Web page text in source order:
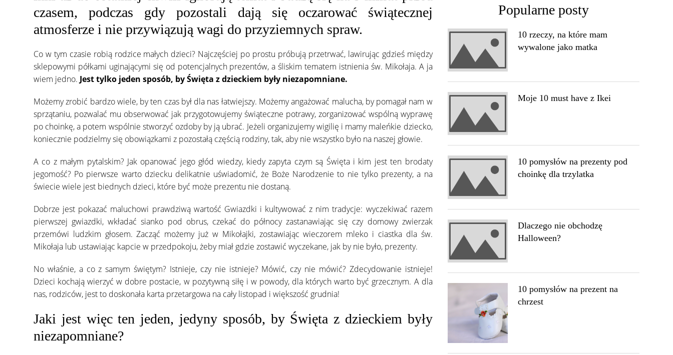
czasem, podczas gdy pozostali dają się oczarować świątecznej
atmosferze i nie przywiązują wagi do przyziemnych spraw.
Co w tym czasie robią rodzice małych dzieci? Najczęściej po prostu próbują przetrwać, lawirując gdzieś między
sklepowymi półkami uginającymi się od potencjalnych prezentów, a śliskim tematem istnienia św. Mikołaja. A ja
wiem jedno. Jest tylko jeden sposób, by Święta z dzieckiem były niezapomniane.
Możemy zrobić bardzo wiele, by ten czas był dla nas łatwiejszy. Możemy angażować malucha, by pomagał nam w
sprzątaniu, pozwalać mu obserwować jak przygotowujemy świąteczne potrawy, zorganizować wspólną wyprawę
po choinkę, a potem wspólnie stworzyć ozdoby by ją ubrać. Jeżeli organizujemy wigilię i mamy maleńkie dziecko,
koniecznie podzielmy się obowiązkami z pozostałą częścią rodziny, tak, aby nie wszystko było na naszej głowie.
A co z małym pytalskim? Jak opanować jego głód wiedzy, kiedy zapyta czym są Święta i kim jest ten brodaty
jegomość? Po pierwsze warto dziecku delikatnie uświadomić, że Boże Narodzenie to nie tylko prezenty, a na
świecie wiele jest biednych dzieci, które być może prezentu nie dostaną.
Dobrze jest pokazać maluchowi prawdziwą wartość Gwiazdki i kultywować z nim tradycje: wyczekiwać razem
pierwszej gwiazdki, wkładać sianko pod obrus, czekać do północy zastanawiając się czy domowy zwierzak
przemówi ludzkim głosem. Zacząć możemy już w Mikołajki, zostawiając wieczorem mleko i ciastka dla św.
Mikołaja lub ustawiając kapcie w przedpokoju, żeby miał gdzie zostawić wyczekane, jak by nie było, prezenty.
No właśnie, a co z samym świętym? Istnieje, czy nie istnieje? Mówić, czy nie mówić? Zdecydowanie istnieje!
Dzieci kochają wierzyć w dobre postacie, w pozytywną siłę i w powody, dla których warto być grzecznym. A dla
nas, rodziców, jest to doskonała karta przetargowa na cały listopad i większość grudnia!
Jaki jest więc ten jeden, jedyny sposób, by Święta z dzieckiem były
niezapomniane?
Popularne posty
10 rzeczy, na które mam
wywalone jako matka
Moje 10 must have z Ikei
10 pomysłów na prezenty pod
choinkę dla trzylatka
Dlaczego nie obchodzę
Halloween?
10 pomysłów na prezent na
chrzest